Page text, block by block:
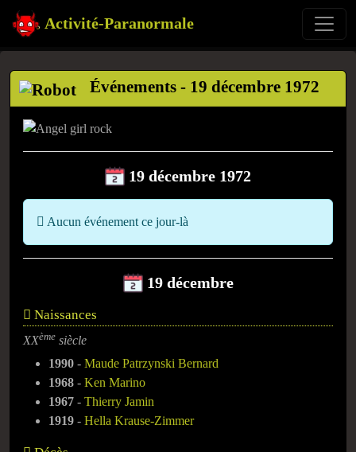
Activité-Paranormale
Événements - 19 décembre 1972
19 décembre 1972
Aucun événement ce jour-là
19 décembre
Naissances
XXème siècle
1990 - Maude Patrzynski Bernard
1968 - Ken Marino
1967 - Thierry Jamin
1919 - Hella Krause-Zimmer